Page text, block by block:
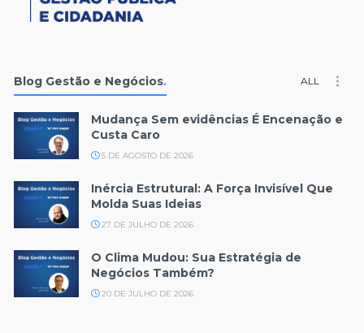
Blog Gestão e Negócios. ALL
Mudança Sem evidências É Encenação e
Custa Caro
5 DE AGOSTO DE 2026
Inércia Estrutural: A Força Invisível Que
Molda Suas Ideias
27 DE JULHO DE 2026
O Clima Mudou: Sua Estratégia de
Negócios Também?
20 DE JULHO DE 2026